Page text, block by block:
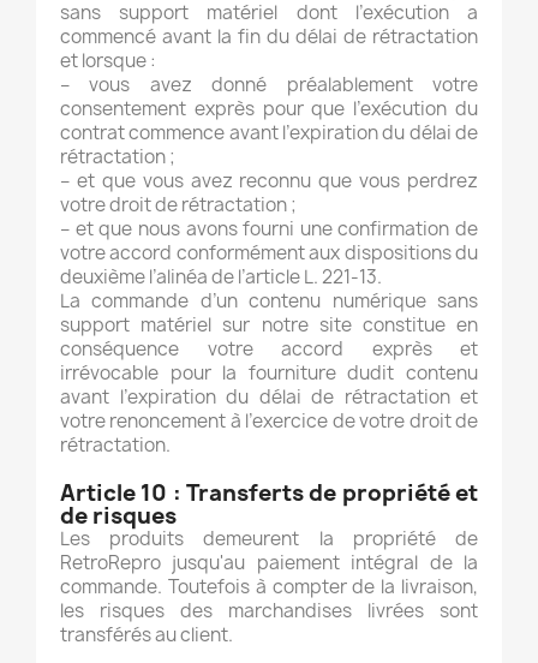
sans support matériel dont l’exécution a
commencé avant la fin du délai de rétractation
et lorsque :
– vous avez donné préalablement votre
consentement exprès pour que l’exécution du
contrat commence avant l’expiration du délai de
rétractation ;
– et que vous avez reconnu que vous perdrez
votre droit de rétractation ;
– et que nous avons fourni une confirmation de
votre accord conformément aux dispositions du
deuxième l’alinéa de l’article L. 221-13.
La commande d’un contenu numérique sans
support matériel sur notre site constitue en
conséquence votre accord exprès et
irrévocable pour la fourniture dudit contenu
avant l’expiration du délai de rétractation et
votre renoncement à l’exercice de votre droit de
rétractation.
Article 10 : Transferts de propriété et
de risques
Les produits demeurent la propriété de
RetroRepro jusqu'au paiement intégral de la
commande. Toutefois à compter de la livraison,
les risques des marchandises livrées sont
transférés au client.